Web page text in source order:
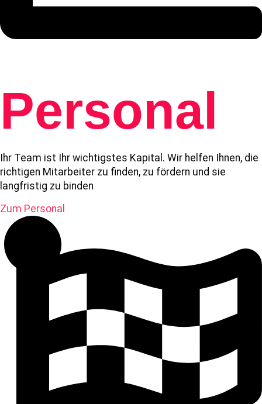
Personal
Ihr Team ist Ihr wichtigstes Kapital. Wir helfen Ihnen, die
richtigen Mitarbeiter zu finden, zu fördern und sie
langfristig zu binden
Zum Personal